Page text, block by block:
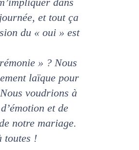
et tout ça
du « oui » est
» ? Nous
laïque pour
voudrions à
et de
notre mariage.
toutes !